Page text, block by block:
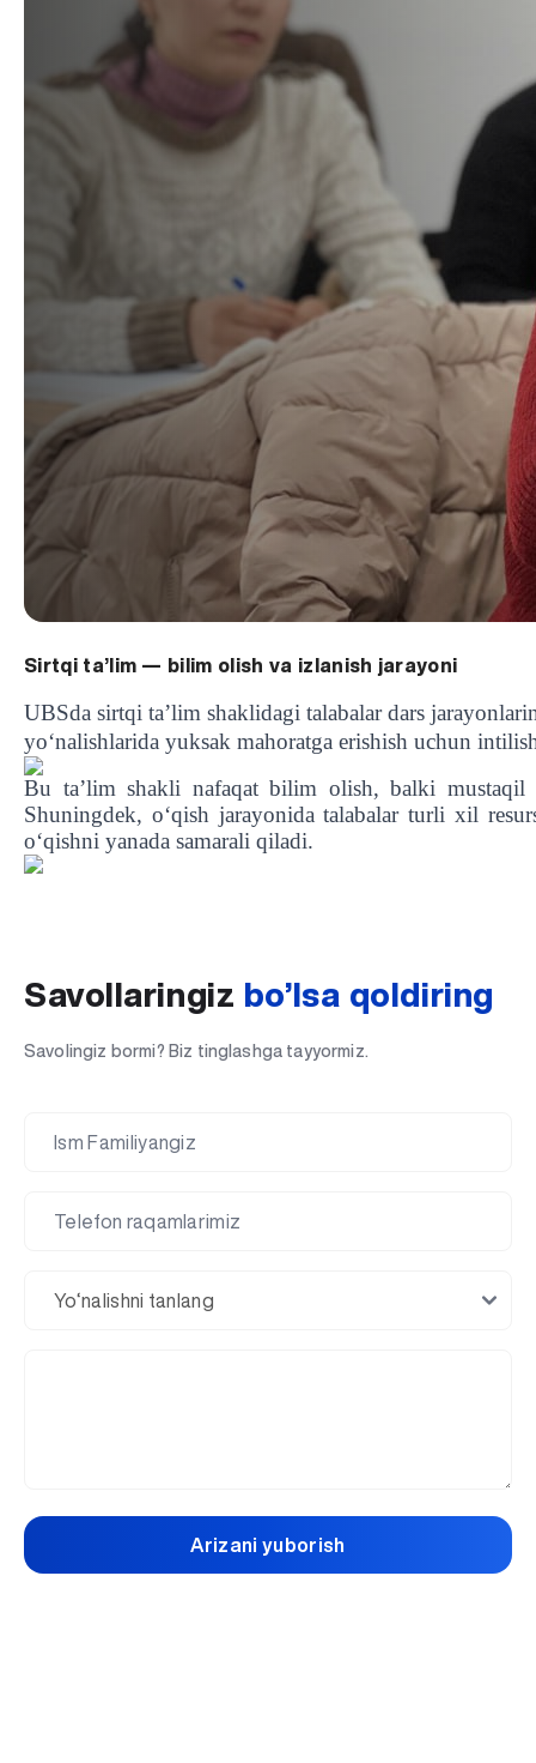
Sirtqi ta’lim — bilim olish va izlanish jarayoni
UBSda sirtqi ta’lim shaklidagi talabalar dars
yo‘nalishlarida yuksak mahoratga erishish uchun
Bu ta’lim shakli nafaqat bilim olish, balki mustaqil
Shuningdek, o‘qish jarayonida talabalar turli xil
o‘qishni yanada samarali qiladi.
Savollaringiz bo’lsa qoldiring
Savolingiz bormi? Biz tinglashga tayyormiz.
Arizani yuborish